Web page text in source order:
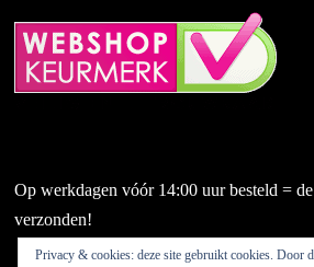
Privacy & cookies: deze site gebruikt cookies. Door
Op werkdagen vóór 14:00 uur besteld =
verzonden!